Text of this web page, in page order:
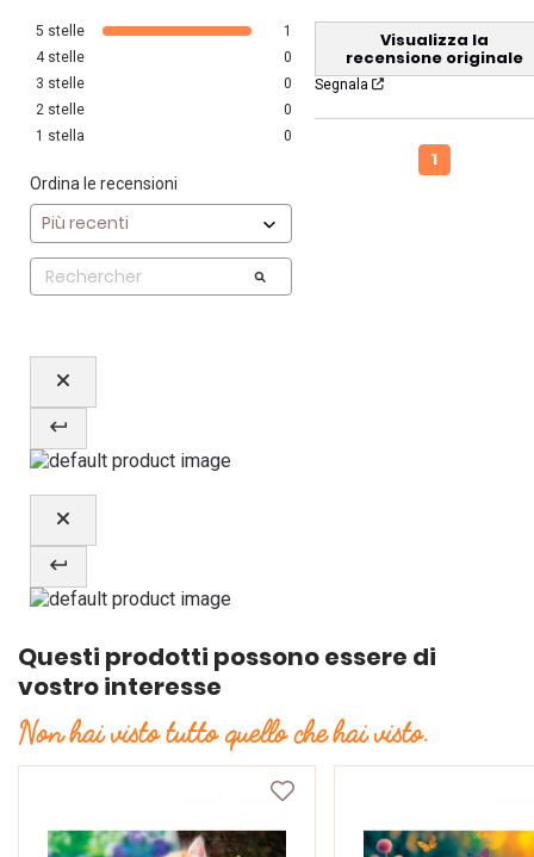
5 stelle
1
4 stelle
0
3 stelle
0
2 stelle
0
1 stella 0
Ordina le recensioni
Visualizza la
recensione originale
Segnala
1
Questi prodotti possono essere di
vostro interesse
Non hai visto tutto quello che hai visto.